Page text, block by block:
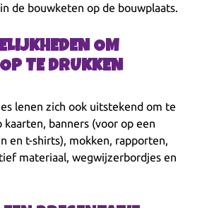
de bouwketen op de bouwplaats.
OM
TE DRUKKEN
lenen zich ook uitstekend om te
banners (voor op een
en t-shirts), mokken, rapporten,
materiaal, wegwijzerbordjes en